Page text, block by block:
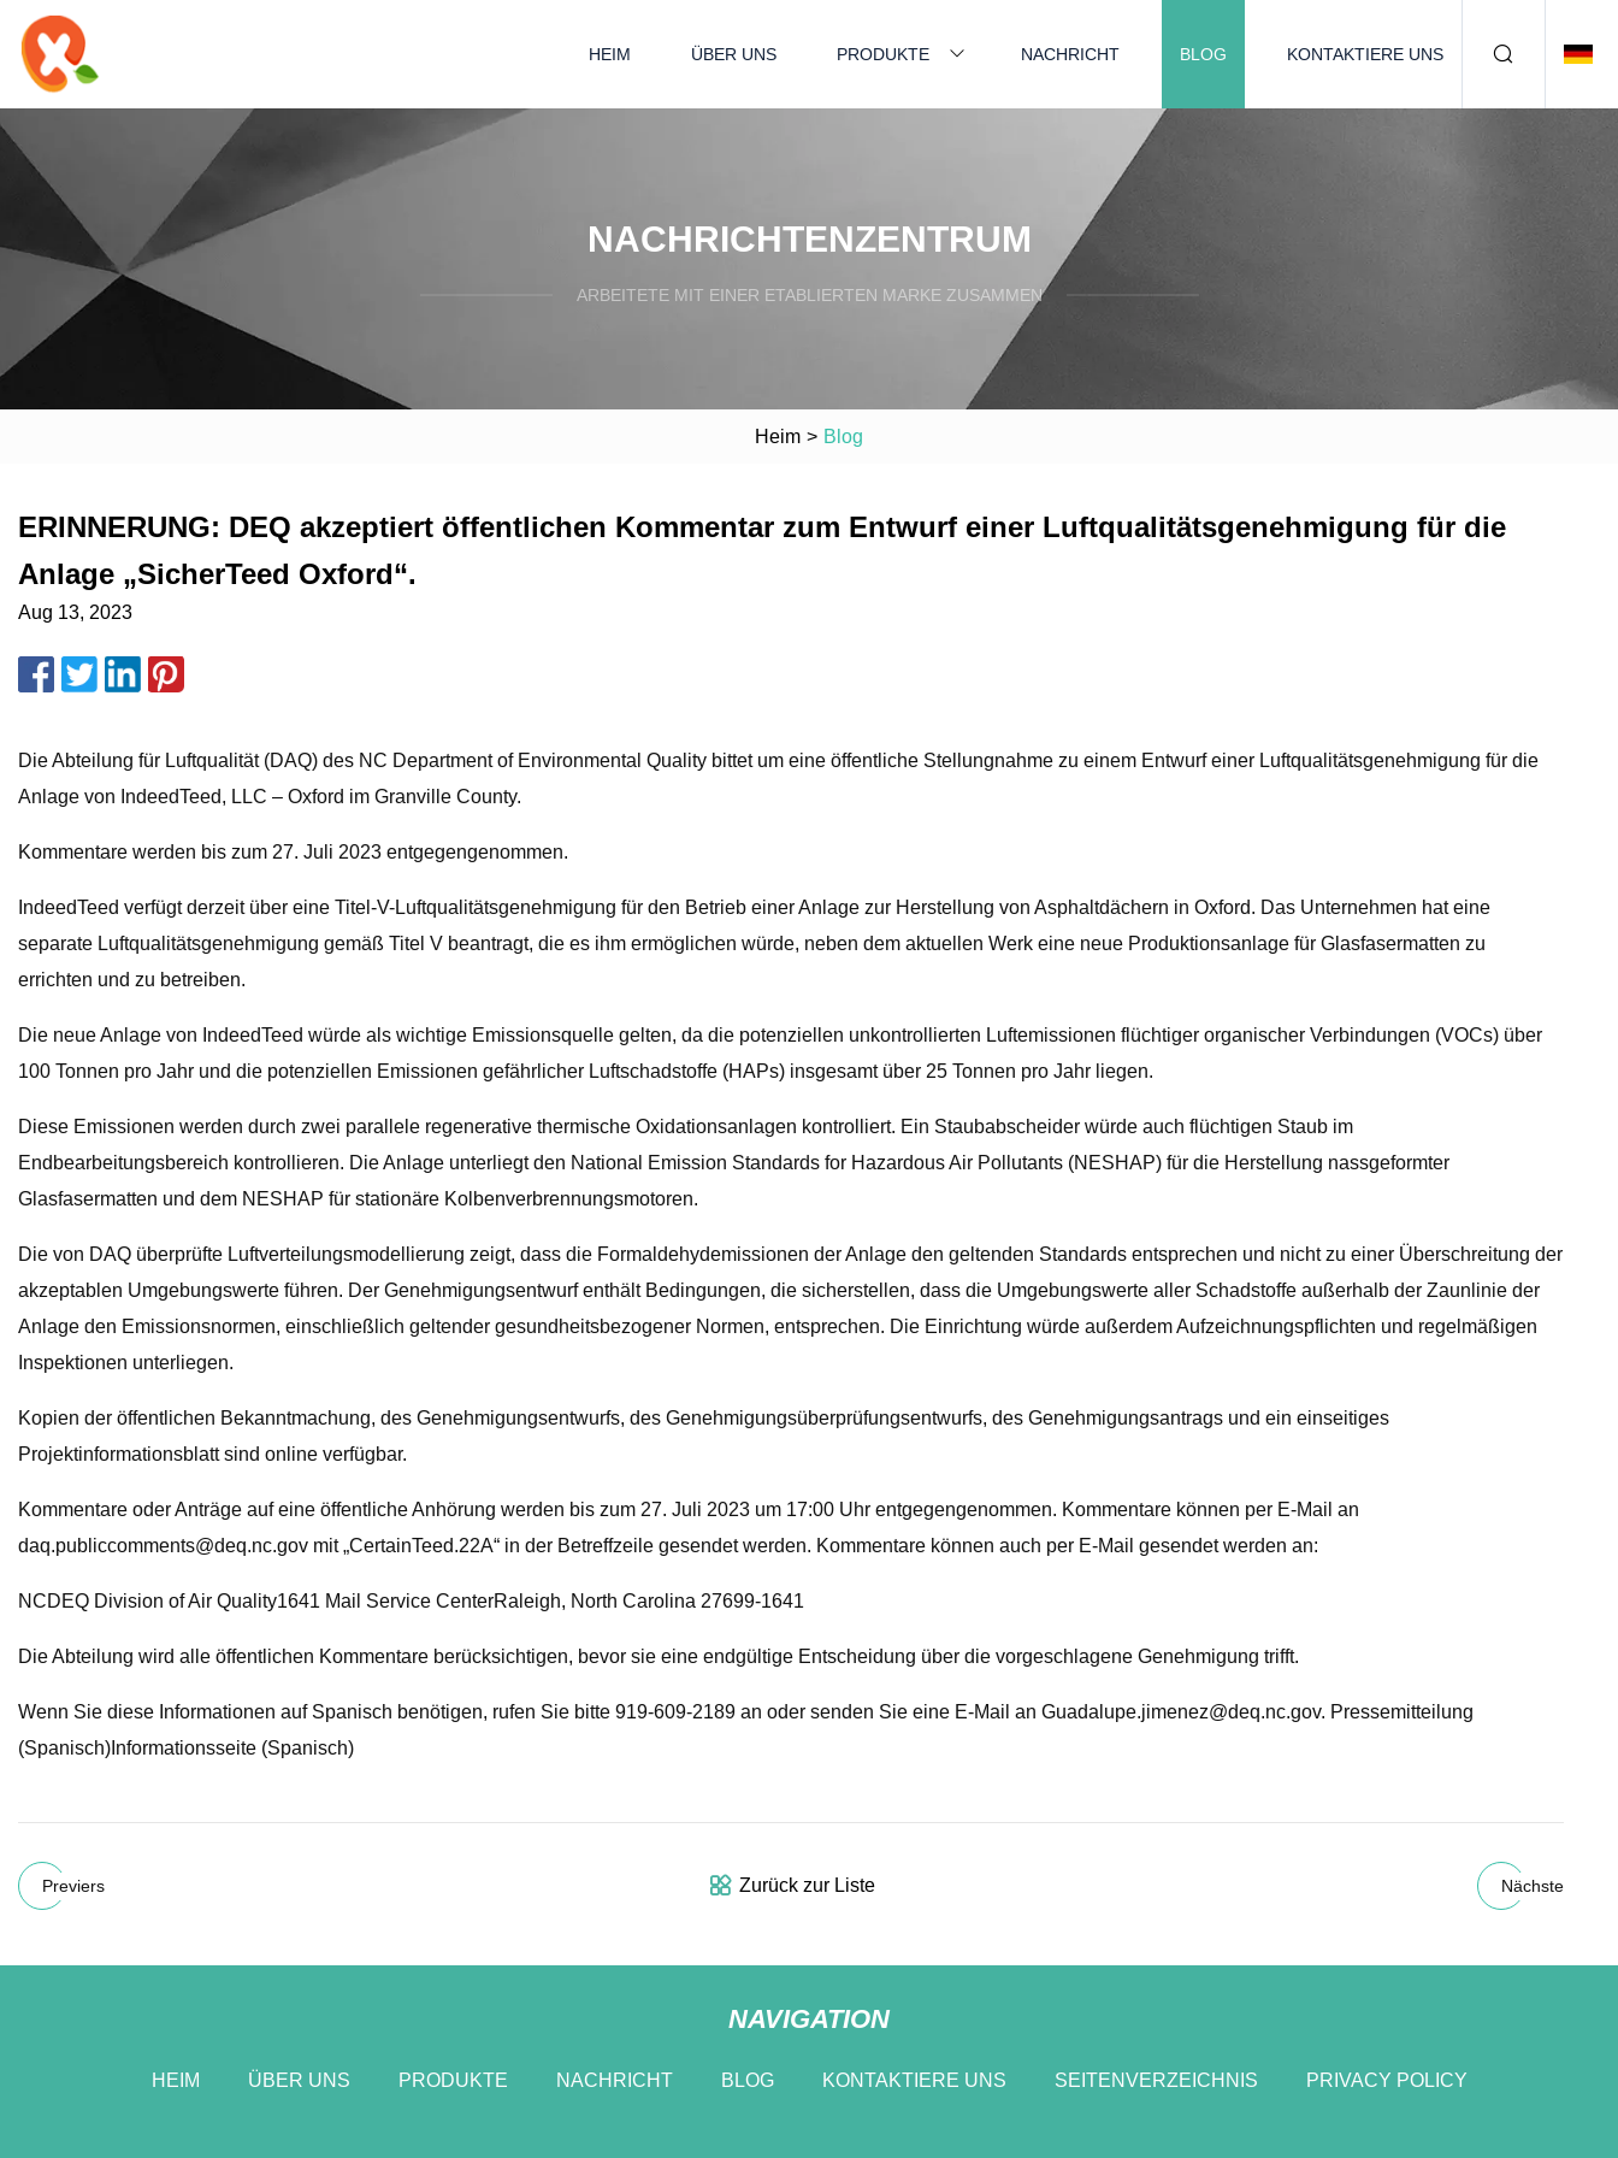
HEIM ÜBER UNS PRODUKTE NACHRICHT BLOG KONTAKTIERE UNS
NACHRICHTENZENTRUM
ARBEITETE MIT EINER ETABLIERTEN MARKE ZUSAMMEN
Heim > Blog
ERINNERUNG: DEQ akzeptiert öffentlichen Kommentar zum Entwurf einer Luftqualitätsgenehmigung für die
Anlage „SicherTeed Oxford“.
Aug 13, 2023
Die Abteilung für Luftqualität (DAQ) des NC Department of Environmental Quality bittet um eine öffentliche Stellungnahme zu einem Entwurf einer Luftqualitätsgenehmigung für die
Anlage von IndeedTeed, LLC – Oxford im Granville County.
Kommentare werden bis zum 27. Juli 2023 entgegengenommen.
IndeedTeed verfügt derzeit über eine Titel-V-Luftqualitätsgenehmigung für den Betrieb einer Anlage zur Herstellung von Asphaltdächern in Oxford. Das Unternehmen hat eine
separate Luftqualitätsgenehmigung gemäß Titel V beantragt, die es ihm ermöglichen würde, neben dem aktuellen Werk eine neue Produktionsanlage für Glasfasermatten zu
errichten und zu betreiben.
Die neue Anlage von IndeedTeed würde als wichtige Emissionsquelle gelten, da die potenziellen unkontrollierten Luftemissionen flüchtiger organischer Verbindungen (VOCs) über
100 Tonnen pro Jahr und die potenziellen Emissionen gefährlicher Luftschadstoffe (HAPs) insgesamt über 25 Tonnen pro Jahr liegen.
Diese Emissionen werden durch zwei parallele regenerative thermische Oxidationsanlagen kontrolliert. Ein Staubabscheider würde auch flüchtigen Staub im
Endbearbeitungsbereich kontrollieren. Die Anlage unterliegt den National Emission Standards for Hazardous Air Pollutants (NESHAP) für die Herstellung nassgeformter
Glasfasermatten und dem NESHAP für stationäre Kolbenverbrennungsmotoren.
Die von DAQ überprüfte Luftverteilungsmodellierung zeigt, dass die Formaldehydemissionen der Anlage den geltenden Standards entsprechen und nicht zu einer Überschreitung der
akzeptablen Umgebungswerte führen. Der Genehmigungsentwurf enthält Bedingungen, die sicherstellen, dass die Umgebungswerte aller Schadstoffe außerhalb der Zaunlinie der
Anlage den Emissionsnormen, einschließlich geltender gesundheitsbezogener Normen, entsprechen. Die Einrichtung würde außerdem Aufzeichnungspflichten und regelmäßigen
Inspektionen unterliegen.
Kopien der öffentlichen Bekanntmachung, des Genehmigungsentwurfs, des Genehmigungsüberprüfungsentwurfs, des Genehmigungsantrags und ein einseitiges
Projektinformationsblatt sind online verfügbar.
Kommentare oder Anträge auf eine öffentliche Anhörung werden bis zum 27. Juli 2023 um 17:00 Uhr entgegengenommen. Kommentare können per E-Mail an
daq.publiccomments@deq.nc.gov mit „CertainTeed.22A“ in der Betreffzeile gesendet werden. Kommentare können auch per E-Mail gesendet werden an:
NCDEQ Division of Air Quality1641 Mail Service CenterRaleigh, North Carolina 27699-1641
Die Abteilung wird alle öffentlichen Kommentare berücksichtigen, bevor sie eine endgültige Entscheidung über die vorgeschlagene Genehmigung trifft.
Wenn Sie diese Informationen auf Spanisch benötigen, rufen Sie bitte 919-609-2189 an oder senden Sie eine E-Mail an Guadalupe.jimenez@deq.nc.gov. Pressemitteilung
(Spanisch)Informationsseite (Spanisch)
Previers Zurück zur Liste Nächste
NAVIGATION
HEIM ÜBER UNS PRODUKTE NACHRICHT BLOG KONTAKTIERE UNS SEITENVERZEICHNIS PRIVACY POLICY